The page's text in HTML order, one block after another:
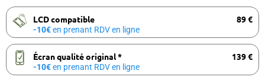
LCD compatible 89 €
-10€en prenant RDV en ligne
Écran qualité original * 139 €
-10€en prenant RDV en ligne